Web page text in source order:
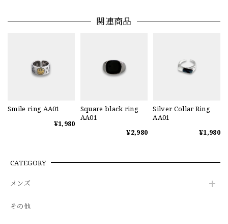
関連商品
Smile ring AA01
¥1,980
Square black ring
AA01
¥2,980
Silver Collar Ring
AA01
¥1,980
CATEGORY
メンズ
その他